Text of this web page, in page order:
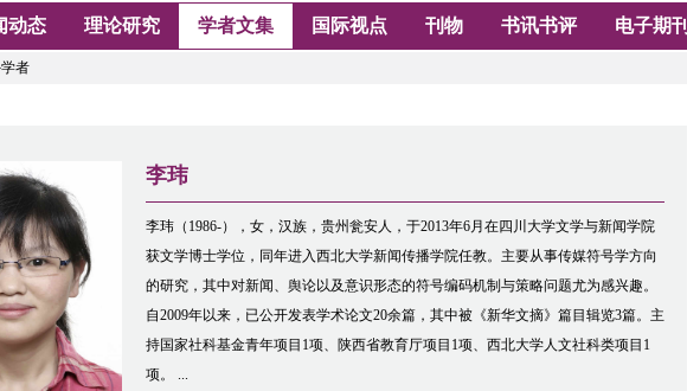
动态 理论研究 学者文集 国际视点 刊物 书讯书评 电子期刊
者
李玮
李玮（1986-），女，汉族，贵州瓮安人，于2013年6月在四川大学文学与新闻学院
获文学博士学位，同年进入西北大学新闻传播学院任教。主要从事传媒符号学方向
的研究，其中对新闻、舆论以及意识形态的符号编码机制与策略问题尤为感兴趣。
自2009年以来，已公开发表学术论文20余篇，其中被《新华文摘》篇目辑览3篇。主
持国家社科基金青年项目1项、陕西省教育厅项目1项、西北大学人文社科类项目1
项。 ...